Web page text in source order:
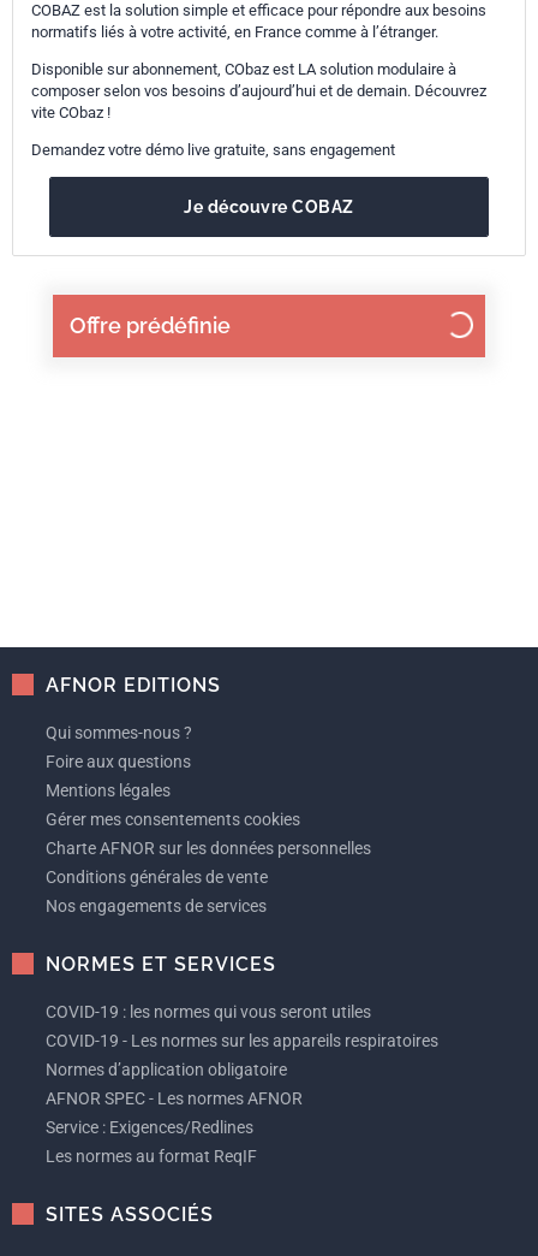
Offre prédéfinie
COBAZ est la solution simple et efficace pour répondre aux besoins
normatifs liés à votre activité, en France comme à l’étranger.
Disponible sur abonnement, CObaz est LA solution modulaire à
composer selon vos besoins d’aujourd’hui et de demain. Découvrez
vite CObaz !
Demandez votre démo live gratuite, sans engagement
Je découvre COBAZ
AFNOR EDITIONS
Qui sommes-nous ?
Foire aux questions
Mentions légales
Gérer mes consentements cookies
Charte AFNOR sur les données personnelles
Conditions générales de vente
Nos engagements de services
NORMES ET SERVICES
COVID-19 : les normes qui vous seront utiles
COVID-19 - Les normes sur les appareils respiratoires
Normes d’application obligatoire
AFNOR SPEC - Les normes AFNOR
Service : Exigences/Redlines
Les normes au format ReqIF
SITES ASSOCIÉS